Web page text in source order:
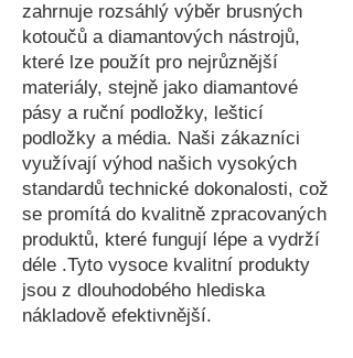
zahrnuje rozsáhlý výběr brusných
kotoučů a diamantových nástrojů,
které lze použít pro nejrůznější
materiály, stejně jako diamantové
pásy a ruční podložky, lešticí
podložky a média. Naši zákazníci
využívají výhod našich vysokých
standardů technické dokonalosti, což
se promítá do kvalitně zpracovaných
produktů, které fungují lépe a vydrží
déle .Tyto vysoce kvalitní produkty
jsou z dlouhodobého hlediska
nákladově efektivnější.